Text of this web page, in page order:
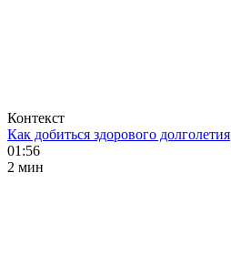
Контекст
Как добиться здорового долголетия
01:56
2 мин